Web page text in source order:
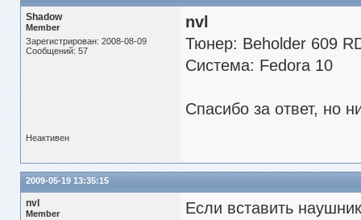
Shadow
Member
Зарегистрирован: 2008-08-09
Сообщений: 57
nvl
Тюнер: Beholder 609
Система: Fedora 10
Спасибо за ответ, но
Неактивен
2009-05-19 13:35:15
nvl
Member
Если вставить